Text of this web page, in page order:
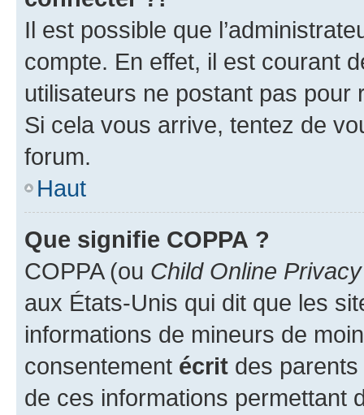
Il est possible que
compte. En effet, il est courant
utilisateurs ne postant pas pour
Si cela vous arrive, tentez de
forum.
Haut
Que signifie COPPA ?
COPPA (ou Child Online
aux États-Unis qui dit que les
informations de mineurs de
consentement écrit des parents
de ces informations permettant